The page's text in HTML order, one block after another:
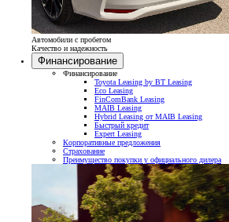
Автомобили с пробегом
Качество и надежность
Финансирование
Финансирование
Toyota Leasing by BT Leasing
Eco Leasing
FinComBank Leasing
MAIB Leasing
Hybrid Leasing от MAIB Leasing
Быстрый кредит
Expert Leasing
Корпоративные предложения
Страхование
Преимущество покупки у официального дилера